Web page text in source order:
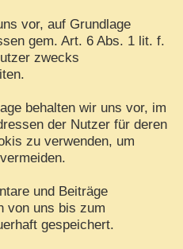
vor, auf Grundlage
gem. Art. 6 Abs. 1 lit. f.
zwecks
behalten wir uns vor, im
der Nutzer für deren
zu verwenden, um
und Beiträge
von uns bis zum
gespeichert.